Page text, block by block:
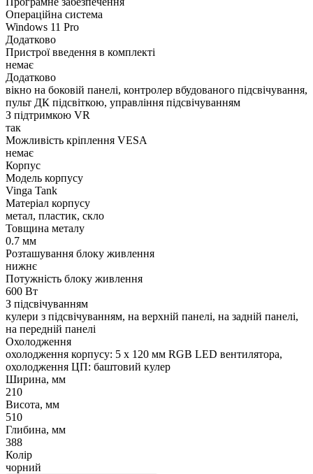
Операційна система
Windows 11 Pro
Додатково
Пристрої введення в комплекті
немає
Додатково
вікно на боковій панелі, контролер вбудованого підсвічування,
пульт ДК підсвіткою, управління підсвічуванням
З підтримкою VR
так
Можливість кріплення VESA
немає
Корпус
Модель корпусу
Vinga Tank
Матеріал корпусу
метал, пластик, скло
Товщина металу
0.7 мм
Розташування блоку живлення
нижнє
Потужність блоку живлення
600 Вт
З підсвічуванням
кулери з підсвічуванням, на верхній панелі, на задній панелі,
на передній панелі
Охолодження
охолодження корпусу: 5 x 120 мм RGB LED вентилятора,
охолодження ЦП: баштовий кулер
Ширина, мм
210
Висота, мм
510
Глибина, мм
388
Колір
чорний